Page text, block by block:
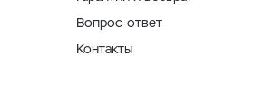
Вопрос-ответ
Контакты